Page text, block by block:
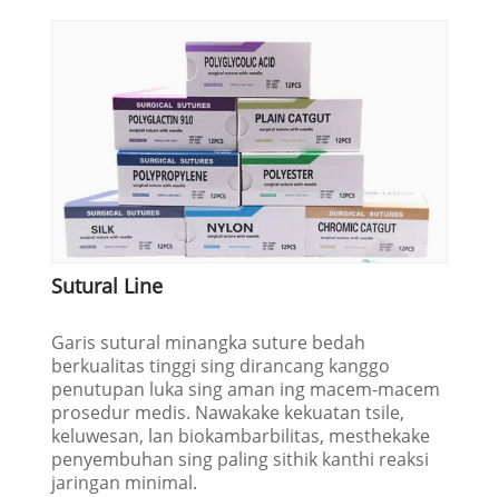
Sutural Line
Garis sutural minangka suture bedah
berkualitas tinggi sing dirancang kanggo
penutupan luka sing aman ing macem-macem
prosedur medis. Nawakake kekuatan tsile,
keluwesan, lan biokambarbilitas, mesthekake
penyembuhan sing paling sithik kanthi reaksi
jaringan minimal.